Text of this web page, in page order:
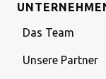
Das Team
Unsere Partner